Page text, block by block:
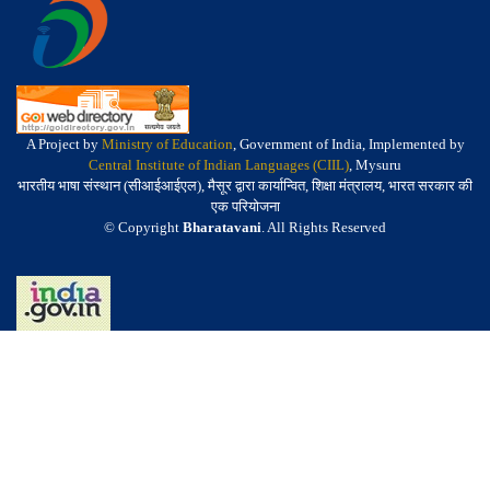
A Project by Ministry of Education, Government of India, Implemented by
Central Institute of Indian Languages (CIIL), Mysuru
भारतीय भाषा संस्थान (सीआईआईएल), मैसूर द्वारा कार्यान्वित, शिक्षा मंत्रालय, भारत सरकार की
एक परियोजना
© Copyright Bharatavani. All Rights Reserved